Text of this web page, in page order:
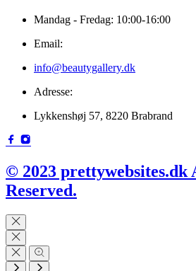
Mandag - Fredag: 10:00-16:00
Email:
info@beautygallery.dk
Adresse:
Lykkenshøj 57, 8220 Brabrand
© 2023 prettywebsites.dk
Reserved.